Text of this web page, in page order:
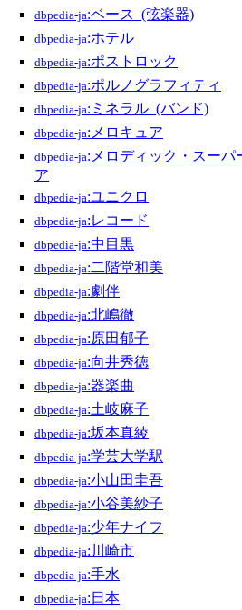
dbpedia-ja:ベース_(弦楽器)
dbpedia-ja:ホテル
dbpedia-ja:ポストロック
dbpedia-ja:ポルノグラフィティ
dbpedia-ja:ミネラル_(バンド)
dbpedia-ja:メロキュア
dbpedia-ja:メロディック・スーパ
ア
dbpedia-ja:ユニクロ
dbpedia-ja:レコード
dbpedia-ja:中目黒
dbpedia-ja:二階堂和美
dbpedia-ja:劇伴
dbpedia-ja:北嶋徹
dbpedia-ja:原田郁子
dbpedia-ja:向井秀徳
dbpedia-ja:器楽曲
dbpedia-ja:土岐麻子
dbpedia-ja:坂本真綾
dbpedia-ja:学芸大学駅
dbpedia-ja:小山田圭吾
dbpedia-ja:小谷美紗子
dbpedia-ja:少年ナイフ
dbpedia-ja:川崎市
dbpedia-ja:手水
dbpedia-ja:日本